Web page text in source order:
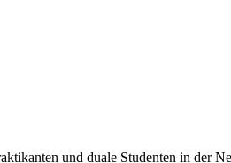
und duale Studenten in der